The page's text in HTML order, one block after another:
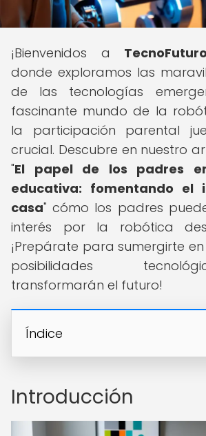
¡Bienvenidos a TecnoFuturo
donde exploramos las
de las tecnologías
fascinante mundo de la
la participación parental
crucial. Descubre en nuestro
"El papel de los padres
educativa: fomentando el
casa" cómo los padres
interés por la robótica
¡Prepárate para sumergirte
posibilidades
transformarán el futuro!
Índice
Introducción